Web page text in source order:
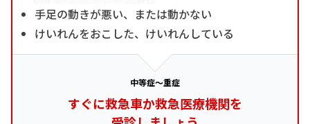
手足の動きが悪い、または動かない
けいれんをおこした、けいれんしている
中等症～重症
すぐに救急車か救急医療機関を